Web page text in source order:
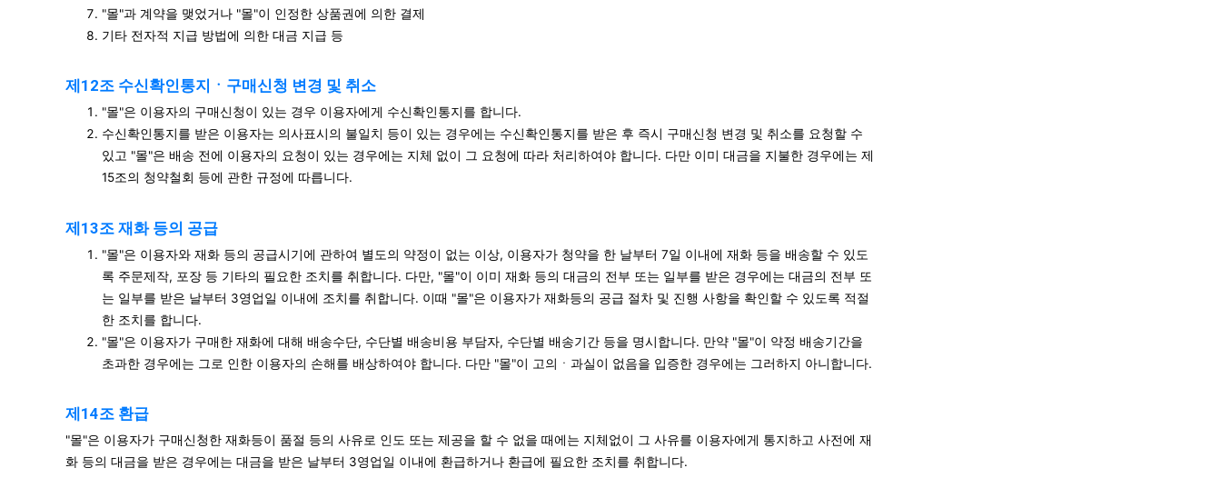
"몰"과 계약을 맺었거나 "몰"이 인정한 상품권에 의한 결제
기타 전자적 지급 방법에 의한 대금 지급 등
제12조 수신확인통지ㆍ구매신청 변경 및 취소
"몰"은 이용자의 구매신청이 있는 경우 이용자에게 수신확인통지를 합니다.
수신확인통지를 받은 이용자는 의사표시의 불일치 등이 있는 경우에는 수신확인통지를 받은 후 즉시 구매신청 변경 및 취소를 요청할 수
있고 "몰"은 배송 전에 이용자의 요청이 있는 경우에는 지체 없이 그 요청에 따라 처리하여야 합니다. 다만 이미 대금을 지불한 경우에는 제
15조의 청약철회 등에 관한 규정에 따릅니다.
제13조 재화 등의 공급
"몰"은 이용자와 재화 등의 공급시기에 관하여 별도의 약정이 없는 이상, 이용자가 청약을 한 날부터 7일 이내에 재화 등을 배송할 수 있도
록 주문제작, 포장 등 기타의 필요한 조치를 취합니다. 다만, "몰"이 이미 재화 등의 대금의 전부 또는 일부를 받은 경우에는 대금의 전부 또
는 일부를 받은 날부터 3영업일 이내에 조치를 취합니다. 이때 "몰"은 이용자가 재화등의 공급 절차 및 진행 사항을 확인할 수 있도록 적절
한 조치를 합니다.
"몰"은 이용자가 구매한 재화에 대해 배송수단, 수단별 배송비용 부담자, 수단별 배송기간 등을 명시합니다. 만약 "몰"이 약정 배송기간을
초과한 경우에는 그로 인한 이용자의 손해를 배상하여야 합니다. 다만 "몰"이 고의ㆍ과실이 없음을 입증한 경우에는 그러하지 아니합니다.
제14조 환급
"몰"은 이용자가 구매신청한 재화등이 품절 등의 사유로 인도 또는 제공을 할 수 없을 때에는 지체없이 그 사유를 이용자에게 통지하고 사전에 재
화 등의 대금을 받은 경우에는 대금을 받은 날부터 3영업일 이내에 환급하거나 환급에 필요한 조치를 취합니다.